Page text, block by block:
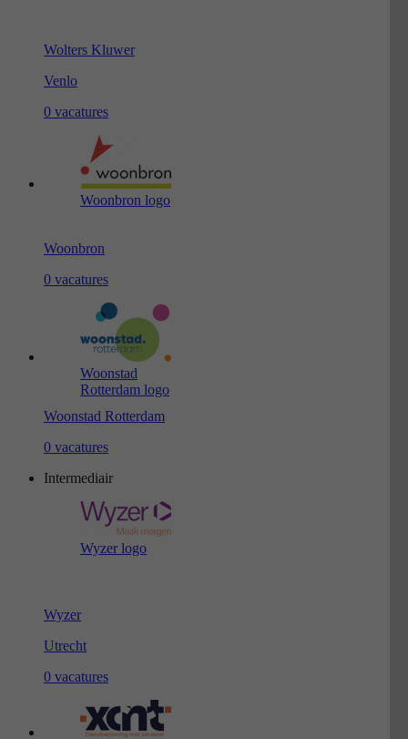
Wolters Kluwer
Venlo
0 vacatures
Woonbron logo
Woonbron
0 vacatures
Woonstad
Rotterdam logo
Woonstad Rotterdam
0 vacatures
Intermediair
Wyzer logo
Wyzer
Utrecht
0 vacatures